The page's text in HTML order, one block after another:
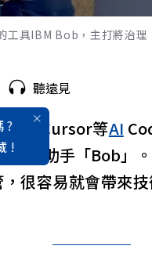
工具IBM Bob，主打將治
?
!
聽遠見
、Cursor等AI
開發助手「Bob」
很容易就會帶來